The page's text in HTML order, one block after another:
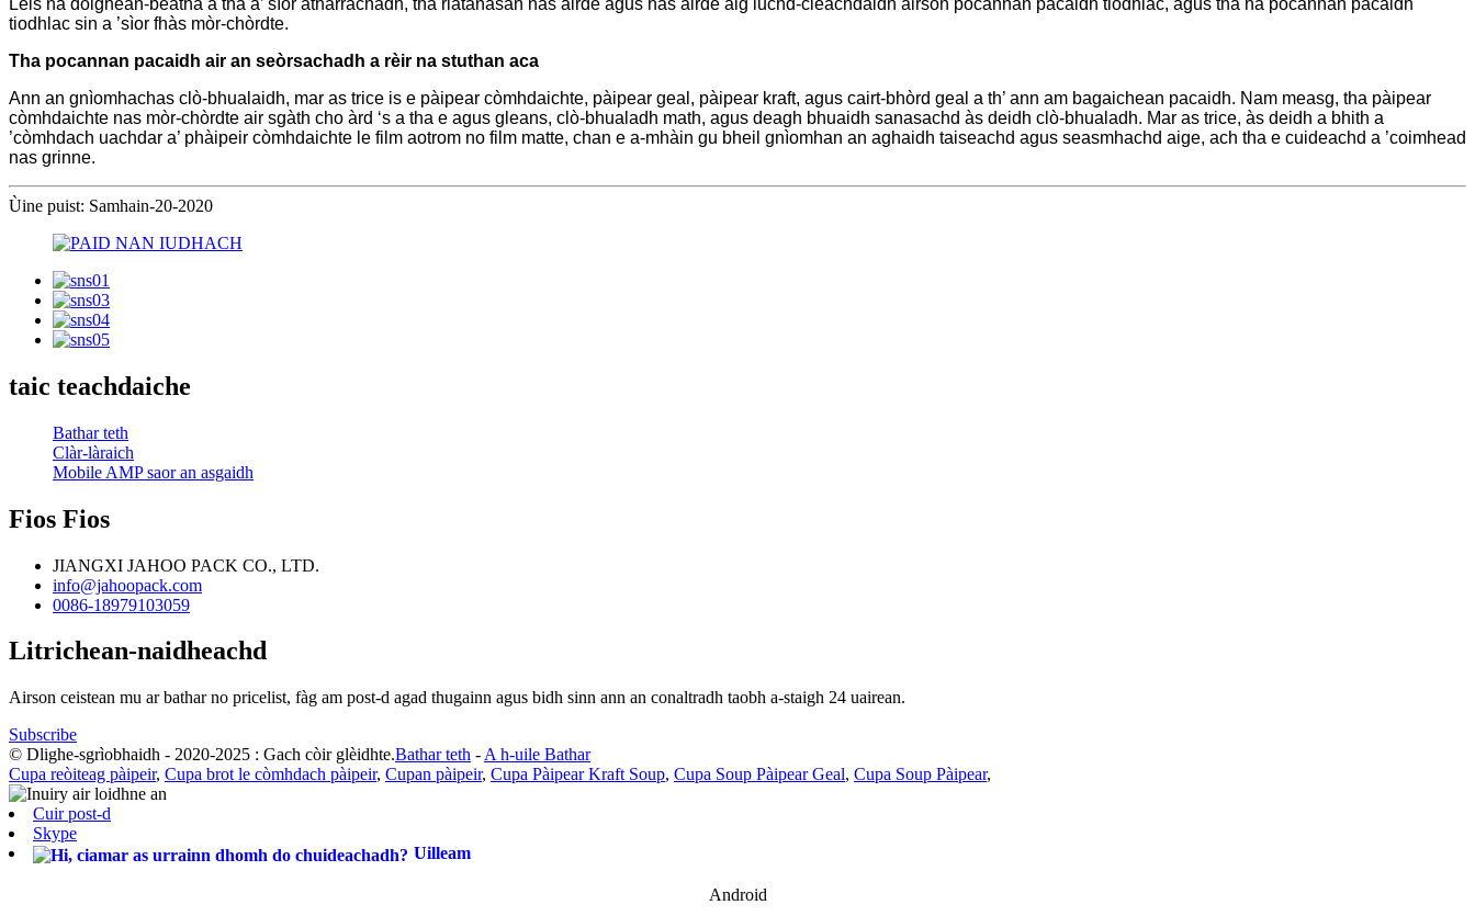
tiodhlac sin a ’sìor fhàs mòr-chòrdte.
Tha pocannan pacaidh air an seòrsachadh a rèir na stuthan aca
Ann an gnìomhachas clò-bhualaidh, mar as trice is e pàipear còmhdaichte, pàipear geal, pàipear kraft, agus cairt-bhòrd geal a th’ ann am bagaichean pacaidh. Nam measg, tha pàipear
còmhdaichte nas mòr-chòrdte air sgàth cho àrd ‘s a tha e agus gleans, clò-bhualadh math, agus deagh bhuaidh sanasachd às deidh clò-bhualadh. Mar as trice, às deidh a bhith a
’còmhdach uachdar a’ phàipeir còmhdaichte le film aotrom no film matte, chan e a-mhàin gu bheil gnìomhan an aghaidh taiseachd agus seasmhachd aige, ach tha e cuideachd a ’coimhead
nas grinne.
Ùine puist: Samhain-20-2020
taic teachdaiche
Bathar teth
Clàr-làraich
Mobile AMP saor an asgaidh
Fios Fios
JIANGXI JAHOO PACK CO., LTD.
info@jahoopack.com
0086-18979103059
Litrichean-naidheachd
Airson ceistean mu ar bathar no pricelist, fàg am post-d agad thugainn agus bidh sinn ann an conaltradh taobh a-staigh 24 uairean.
Subscribe
© Dlighe-sgrìobhaidh - 2020-2025 : Gach còir glèidhte.Bathar teth - A h-uile Bathar
Cupa reòiteag pàipeir, Cupa brot le còmhdach pàipeir, Cupan pàipeir, Cupa Pàipear Kraft Soup, Cupa Soup Pàipear Geal, Cupa Soup Pàipear,
Cuir post-d
Skype
Uilleam
Android